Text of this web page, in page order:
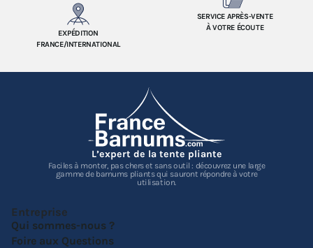
EXPÉDITION
FRANCE/INTERNATIONAL
SERVICE APRÈS-VENTE
À VOTRE ÉCOUTE
L’expert de la tente pliante
Faciles à monter, pas chers et sans outil : découvrez une large
gamme de barnums pliants qui sauront répondre à votre
utilisation.
Entreprise
Qui sommes-nous ?
Foire aux Questions